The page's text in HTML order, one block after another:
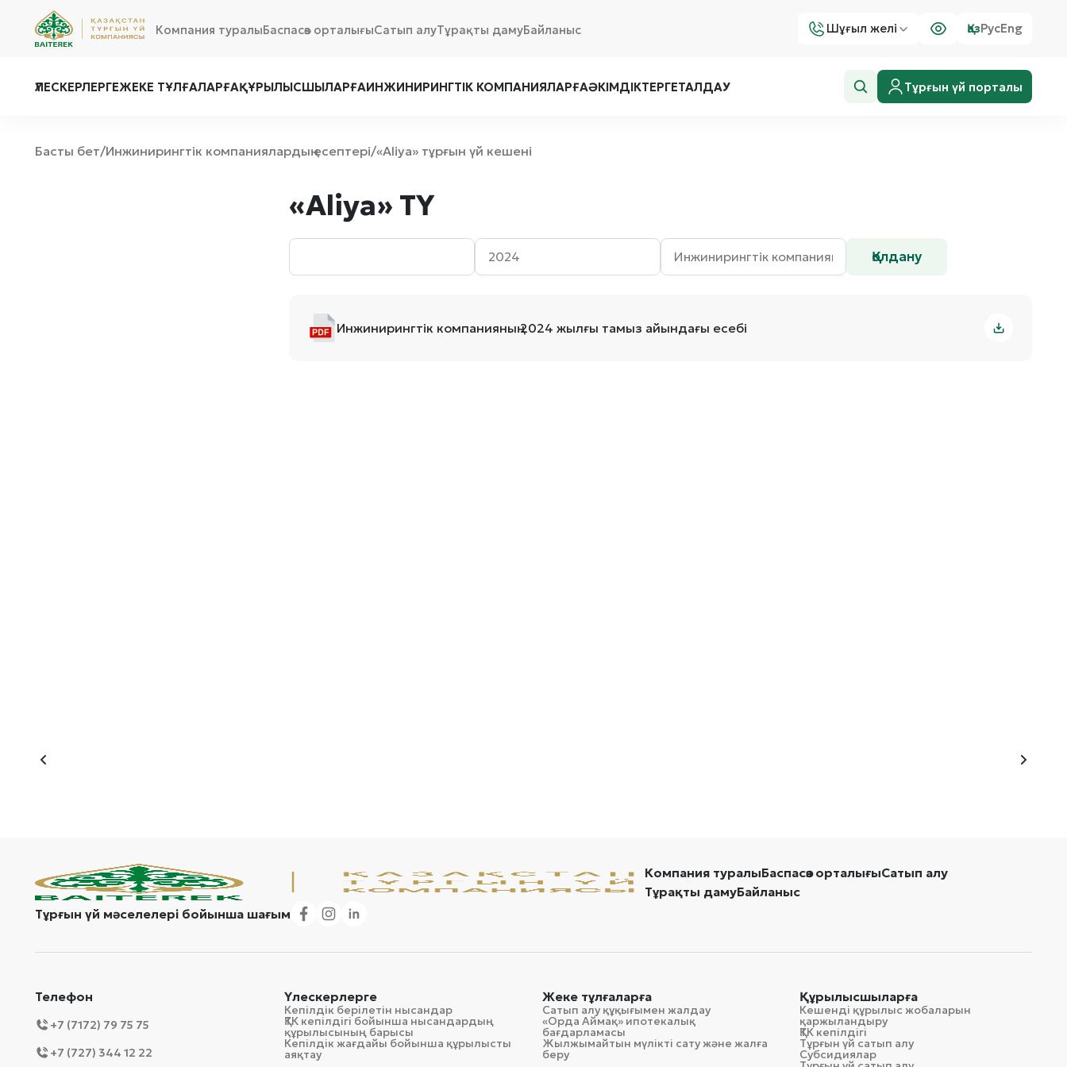
Компания туралыБаспасөз орталығыСатып алуТұрақты дамуБайланыс Шұғыл желі ҚазРусEng
ҮЛЕСКЕРЛЕРГЕЖЕКЕ ТҰЛҒАЛАРҒАҚҰРЫЛЫСШЫЛАРҒАИНЖИНИРИНГТІК КОМПАНИЯЛАРҒАӘКІМДІКТЕРГЕТАЛДАУ Тұрғын үй порталы
Басты бет/Инжинирингтік компаниялардың есептері/«Aliya» тұрғын үй кешені
«Aliya» ТҮ
Қолдану
Инжинирингтік компанияның 2024 жылғы тамыз айындағы есебі
Компания туралыБаспасөз орталығыСатып алу
Тұрақты дамуБайланыс
Тұрғын үй мәселелері бойынша шағым
Телефон
+7 (7172) 79 75 75
+7 (727) 344 12 22
Үлескерлерге
Кепілдік берілетін нысандар
ҚТК кепілдігі бойынша нысандардың
құрылысының барысы
Кепілдік жағдайы бойынша құрылысты
аяқтау
Жеке тұлғаларға
Сатып алу құқығымен жалдау
«Орда Аймақ» ипотекалық
бағдарламасы
Жылжымайтын мүлікті сату және жалға
беру
Құрылысшыларға
Кешенді құрылыс жобаларын
қаржыландыру
ҚТК кепілдігі
Тұрғын үй сатып алу
Субсидиялар